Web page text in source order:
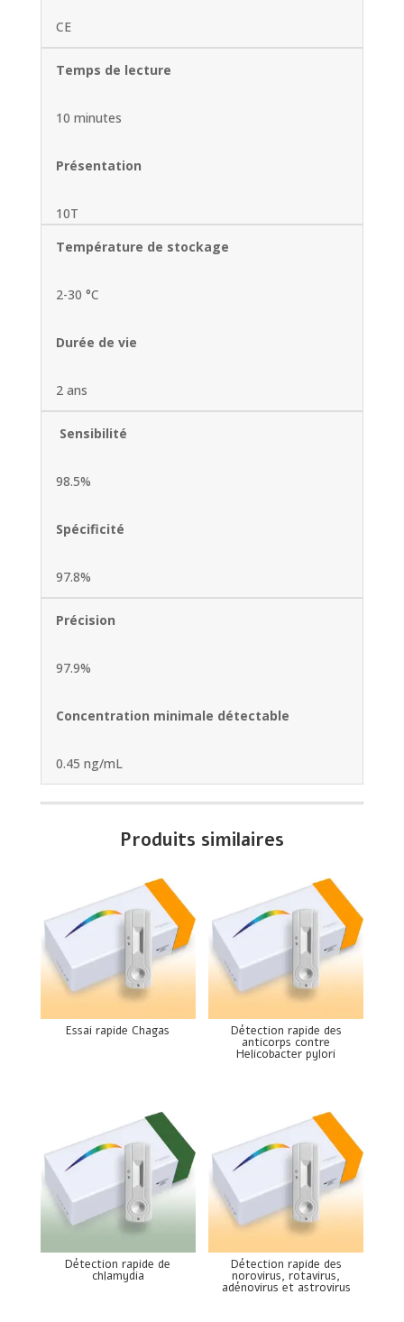
CE
Temps de lecture
10 minutes
Présentation
10T
Température de stockage
2-30 °C
Durée de vie
2 ans
Sensibilité
98.5%
Spécificité
97.8%
Précision
97.9%
Concentration minimale détectable
0.45 ng/mL
Produits similaires
Essai rapide Chagas Détection rapide des
anticorps contre
Helicobacter pylori
Détection rapide de
chlamydia
Détection rapide des
norovirus, rotavirus,
adénovirus et astrovirus